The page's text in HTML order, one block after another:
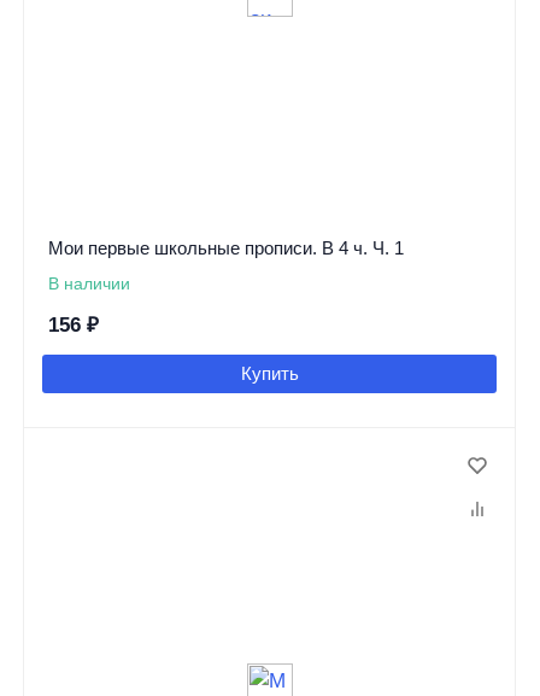
Мои первые школьные прописи. В 4 ч. Ч. 1
В наличии
156 ₽
Купить